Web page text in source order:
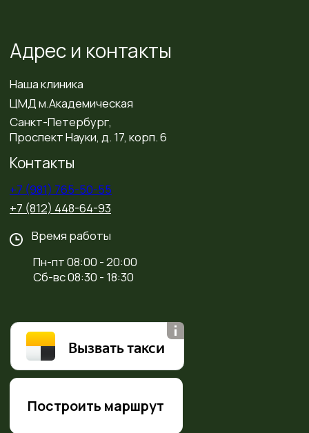
Политика конфиденциальности
Политика в отношении обработки персональных
Реквизиты компании
Цены, указанные на сайте, не являются публичной
исключительно информативный характер и могут
быть в любое время изменены. Цена услуги на сайте
может быть изменена Исполнителем в
необходимо уточнять у администратора в
имеются противопоказания, проконсультируйтесь с
врачом